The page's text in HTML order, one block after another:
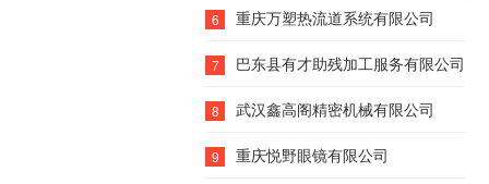
6 重庆万塑热流道系统有限公司
7 巴东县有才助残加工服务有限公司
8 武汉鑫高阁精密机械有限公司
9 重庆悦野眼镜有限公司